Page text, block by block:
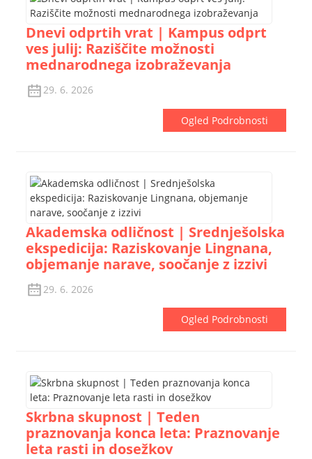
Dnevi odprtih vrat | Kampus odprt
ves julij: Raziščite možnosti
mednarodnega izobraževanja
29. 6. 2026
Ogled Podrobnosti
Akademska odličnost | Srednješolska
ekspedicija: Raziskovanje Lingnana,
objemanje narave, soočanje z izzivi
29. 6. 2026
Ogled Podrobnosti
Skrbna skupnost | Teden
praznovanja konca leta: Praznovanje
leta rasti in dosežkov